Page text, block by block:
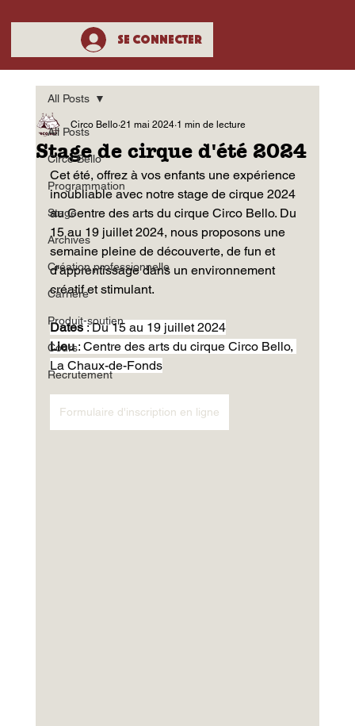
Se connecter
All Posts
Circo Bello
Programmation
Stage
Archives
Création professionnelle
Carrière
Produit-soutien
Cours
Recrutement
All Posts
Stage de cirque d'été 2024
Circo Bello 21 mai 2024 1 min de lecture
Cet été, offrez à vos enfants une expérience
inoubliable avec notre stage de cirque 2024
au Centre des arts du cirque Circo Bello. Du
15 au 19 juillet 2024, nous proposons une
semaine pleine de découverte, de fun et
d'apprentissage dans un environnement
créatif et stimulant.
Dates : Du 15 au 19 juillet 2024
Lieu : Centre des arts du cirque Circo Bello,
La Chaux-de-Fonds
Formulaire d'inscription en ligne